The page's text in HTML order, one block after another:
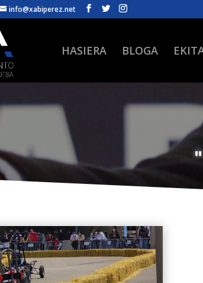
info@xabiperez.net
HASIERA BLOGA